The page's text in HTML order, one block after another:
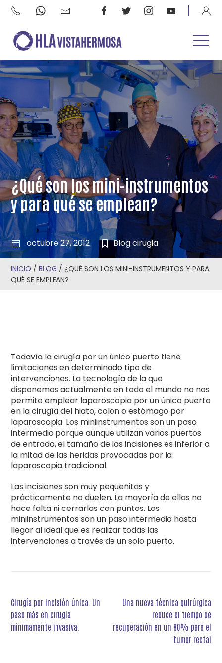
¿Qué son los mini-instrumentos
y para qué se emplean?
octubre 27, 2012 Blogcirugia
INICIO /BLOG /¿QUÉ SON LOS MINI-INSTRUMENTOS Y PARA
QUÉ SE EMPLEAN?
Todavía la cirugía por un único puerto tiene
limitaciones en determinado tipo de
intervenciones. La tecnología de la que
disponemos actualmente en todo el mundo no nos
permite emplear laparoscopia por un único puerto
en la cirugía del hiato, colon o estómago por
laparoscopia. Los miniinstrumentos son un paso
intermedio porque aunque utilizan varios puertos
de entrada, el tamaño de las incisiones es inferior a
la mitad de las heridas provocadas por la
laparoscopia tradicional.
Las incisiones son muy pequeñitas y
prácticamente no duelen. La mayoría de ellas no
hace falta ni cerrarlas con puntos. Los
miniinstrumentos son un paso intermedio hasta
llegar al ideal que es realizar todas las
intervenciones a través de un solo puerto.
Navegación
de
entradas
Cirugía por incisión única. Un
paso más en cirugía
mínimamente invasiva.
Una nueva técnica quirúrgica
reduce el tiempo de
recuperación en un 80% para el
tumor rectal